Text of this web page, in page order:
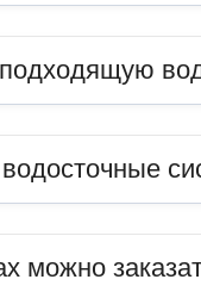
можно